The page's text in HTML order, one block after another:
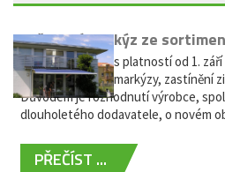
Vyřazení markýz ze
Vážení zákazníci, s platností od 1.
nabídky výsuvné markýzy, zastínění
Důvodem je rozhodnutí výrobce,
dlouholetého dodavatele, o novém
PŘEČÍST ...